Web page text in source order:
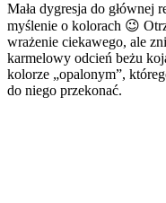
Mała dygresja do głównej
myślenie o kolorach 😉
wrażenie ciekawego, ale
karmelowy odcień beżu
kolorze „opalonym”,
do niego przekonać.